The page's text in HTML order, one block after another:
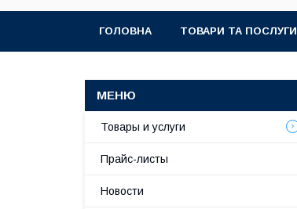
ГОЛОВНА ТОВАРИ ТА ПОСЛУГИ
Товары и услуги
Прайс-листы
Новости